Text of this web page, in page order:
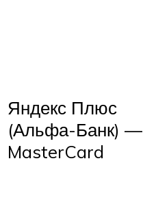
Яндекс Плюс
(Альфа-Банк) —
MasterCard